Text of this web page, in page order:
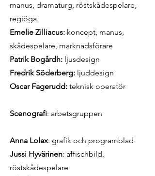
manus, dramaturg, röstskådespelare,
regiöga
Emelie Zilliacus: koncept, manus,
skådespelare, marknadsförare
Patrik Bogårdh: ljusdesign
Fredrik Söderberg: ljuddesign
Oscar Fagerudd: teknisk operatör
Scenografi: arbetsgruppen
Anna Lolax: grafik och programblad
Jussi Hyvärinen: affischbild,
röstskådespelare